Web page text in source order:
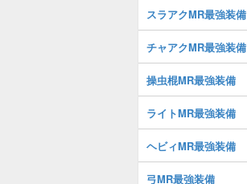
スラアクMR最強装備
チャアクMR最強装備
操虫棍MR最強装備
ライトMR最強装備
ヘビィMR最強装備
弓MR最強装備